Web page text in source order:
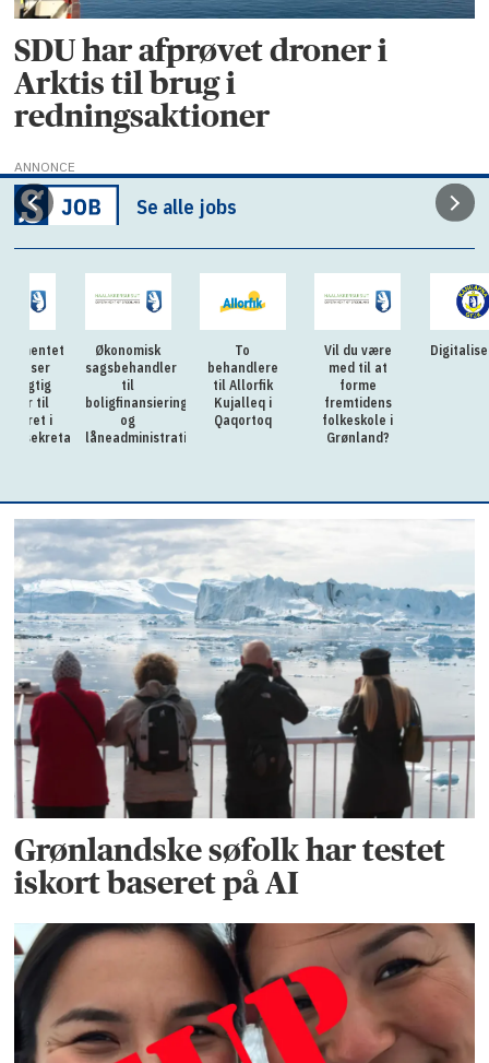
SDU har afprøvet droner i
Arktis til brug i
redningsaktioner
ANNONCE
Se alle jobs
Økonomisk
sagsbehandler
boligfinansiering
låneadministration
behandlere
til Allorfik
Kujalleq i
Qaqortoq
Vil du være
med til at
fremtidens
folkeskole i
Grønland?
Grønlandske søfolk har testet
iskort baseret på AI